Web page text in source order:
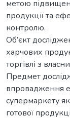
метою
продукції та
контролю.
Об’єкт
харчових
торгівлі з
Предмет
впровадження
супермаркету
готової